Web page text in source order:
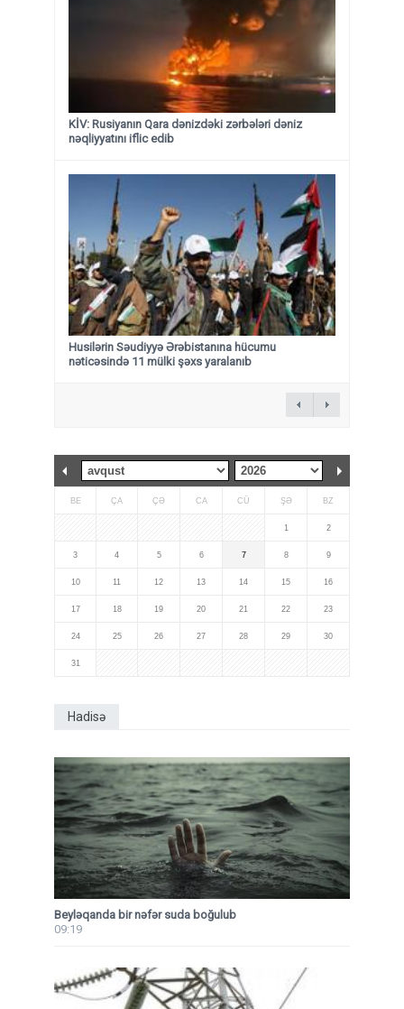
KİV: Rusiyanın Qara dənizdəki zərbələri dəniz
nəqliyyatını iflic edib
Husilərin Səudiyyə Ərəbistanına hücumu
nəticəsində 11 mülki şəxs yaralanıb
BE ÇA ÇƏ CA CÜ ŞƏ BZ
1 2
3 4 5 6 7 8 9
10 11 12 13 14 15 16
17 18 19 20 21 22 23
24 25 26 27 28 29 30
31
Hadisə
Beyləqanda bir nəfər suda boğulub
09:19